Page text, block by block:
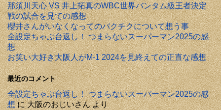
那須川天心 VS 井上拓真のWBC世界バンタム級王者決定
戦の試合を見ての感想
櫻井さんがいなくなってのバクチクについて想う事
全設定ちゃぶ台返し！ つまらないスーパーマン2025の感
想
お笑い大好き大阪人がM-1 2024を見終えての正直な感想
最近のコメント
全設定ちゃぶ台返し！ つまらないスーパーマン2025の感
想に大阪のおじいさんより